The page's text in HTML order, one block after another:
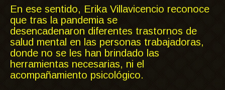
En ese sentido, Erika Villavicencio reconoce
que tras la pandemia se
desencadenaron diferentes trastornos de
salud mental en las personas trabajadoras,
donde no se les han brindado las
herramientas necesarias, ni el
acompañamiento psicológico.